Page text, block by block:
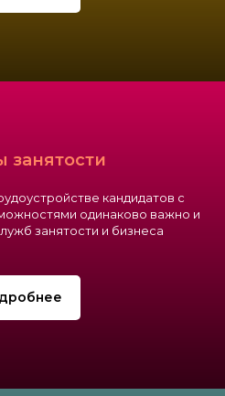
занятости
кандидатов с
одинаково важно и
занятости и бизнеса